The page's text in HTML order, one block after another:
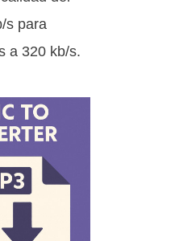
s para
a 320 kb/s.